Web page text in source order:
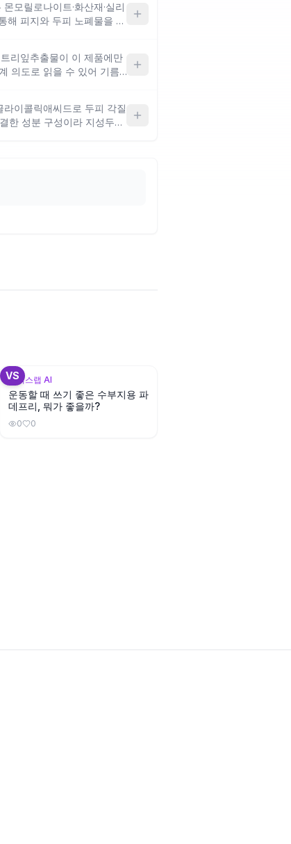
향이라, 복숭아·딸기 같은
있어요.
모릴로나이트·화산재·실리
해 피지와 두피 노폐물을 물
·딸기 계열의 달콤한 과일
리잎추출물이 이 제품에만
의도로 읽을 수 있어 기름기
어요.
이콜릭애씨드로 두피 각질
한 성분 구성이라 지성두피
VS
뷰틱스랩 AI
운동할 때 쓰기 좋은 수부지용 파
데프리, 뭐가 좋을까?
0 0